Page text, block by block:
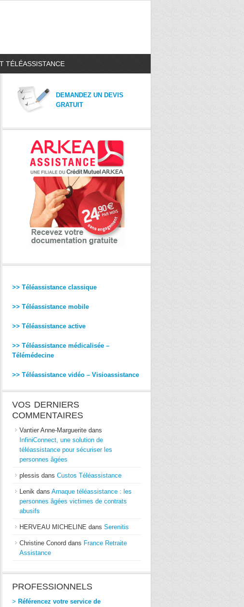
TÉLÉASSISTANCE
DEMANDEZ UN DEVIS
GRATUIT
>> Téléassistance classique
>> Téléassistance mobile
>> Téléassistance active
>> Téléassistance médicalisée –
Télémédecine
>> Téléassistance vidéo – Visioassistance
VOS DERNIERS
COMMENTAIRES
Vantier Anne-Marguerite dans
InfiniConnect, une solution de
téléassistance pour sécuriser les
personnes âgées
plessis dans Custos Téléassistance
Lenik dans Arnaque téléassistance : les
personnes âgées victimes de contrats
abusifs
HERVEAU MICHELINE dans Serenitis
Christine Conord dans France Retraite
Assistance
PROFESSIONNELS
> Référencez votre service de